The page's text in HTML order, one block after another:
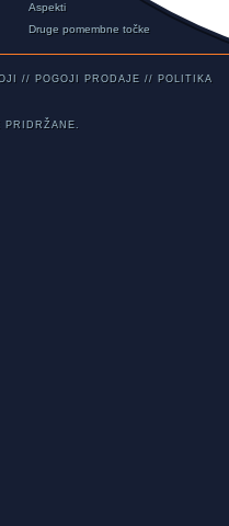
Aspekti
Druge pomembne točke
// POGOJI PRODAJE // POLITIKA
PRIDRŽANE.